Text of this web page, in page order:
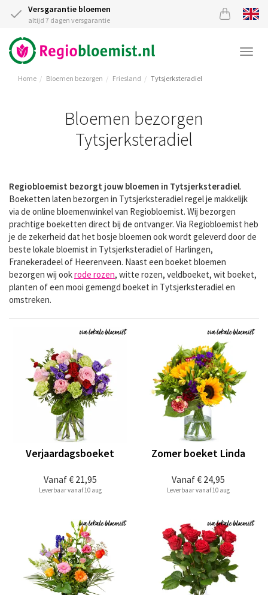
Versgarantie bloemen
altijd 7 dagen versgarantie
Home Bloemen bezorgen Friesland Tytsjerksteradiel
Bloemen bezorgen
Tytsjerksteradiel
Regiobloemist bezorgt jouw bloemen in Tytsjerksteradiel.
Boeketten laten bezorgen in Tytsjerksteradiel regel je makkelijk
via de online bloemenwinkel van Regiobloemist. Wij bezorgen
prachtige boeketten direct bij de ontvanger. Via Regiobloemist heb
je de zekerheid dat het bosje bloemen ook wordt geleverd door de
beste lokale bloemist in Tytsjerksteradiel of Harlingen,
Franekeradeel of Heerenveen. Naast een boeket bloemen
bezorgen wij ookrode rozen, witte rozen, veldboeket, wit boeket,
planten of een mooi gemengd boeket in Tytsjerksteradiel en
omstreken.
Vanaf€ 21,95
Verjaardagsboeket
Leverbaar vanaf 10 aug
Vanaf€ 24,95
Zomer boeket Linda
Leverbaar vanaf 10 aug